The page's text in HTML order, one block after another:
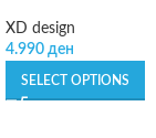
XD design
4.990 ден
SELECT OPTIONS